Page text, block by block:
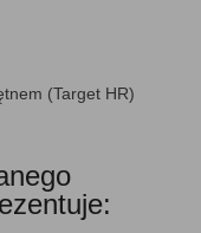
(Target HR)